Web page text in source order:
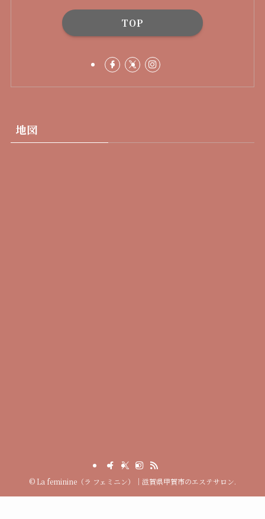
TOP
地図
© La feminine（ラ フェミニン）｜滋賀県甲賀市のエステサロン.